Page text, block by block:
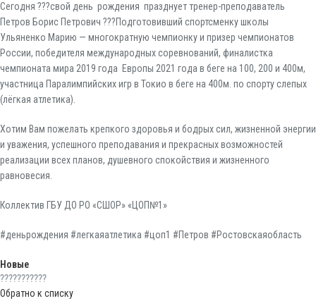
Сегодня ???свой день рождения празднует тренер-преподаватель
Петров Борис Петрович ???Подготовивший спортсменку школы
Ульяненко Марию — многократную чемпионку и призер чемпионатов
России, победителя международных соревнований, финалистка
чемпионата мира 2019 года Европы 2021 года в беге на 100, 200 и 400м,
участница Паралимпийских игр в Токио в беге на 400м. по спорту слепых
(лёгкая атлетика).
Хотим Вам пожелать крепкого здоровья и бодрых сил, жизненной энергии
и уважения, успешного преподавания и прекрасных возможностей
реализации всех планов, душевного спокойствия и жизненного
равновесия.
Коллектив ГБУ ДО РО «СШОР» «ЦОП№1»
#деньрождения #легкаяатлетика #цоп1 #Петров #Ростовскаяобласть
Новые
???????????
Обратно к списку